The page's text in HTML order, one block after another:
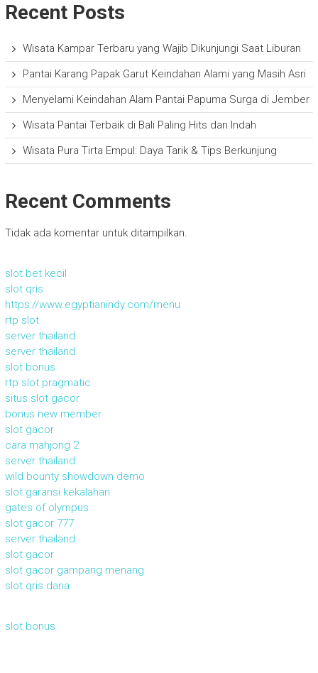
Recent Posts
Wisata Kampar Terbaru yang Wajib Dikunjungi Saat Liburan
Pantai Karang Papak Garut Keindahan Alami yang Masih Asri
Menyelami Keindahan Alam Pantai Papuma Surga di Jember
Wisata Pantai Terbaik di Bali Paling Hits dan Indah
Wisata Pura Tirta Empul: Daya Tarik & Tips Berkunjung
Recent Comments
Tidak ada komentar untuk ditampilkan.
slot bet kecil
slot qris
https://www.egyptianindy.com/menu
rtp slot
server thailand
server thailand
slot bonus
rtp slot pragmatic
situs slot gacor
bonus new member
slot gacor
cara mahjong 2
server thailand
wild bounty showdown demo
slot garansi kekalahan
gates of olympus
slot gacor 777
server thailand
slot gacor
slot gacor gampang menang
slot qris dana
slot bonus